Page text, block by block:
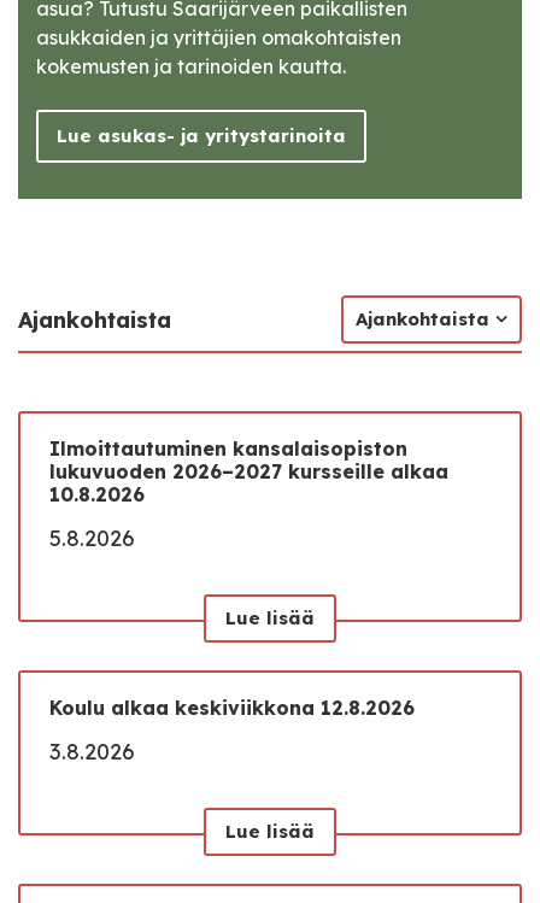
asua? Tutustu Saarijärveen paikallisten
asukkaiden ja yrittäjien omakohtaisten
kokemusten ja tarinoiden kautta.
Lue asukas- ja yritystarinoita
Ajankohtaista
Ajankohtaista
Ilmoittautuminen kansalaisopiston
lukuvuoden 2026–2027 kursseille alkaa
10.8.2026
5.8.2026
Lue lisää
Koulu alkaa keskiviikkona 12.8.2026
3.8.2026
Lue lisää